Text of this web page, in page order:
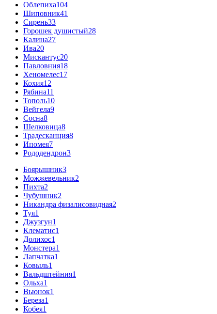
Облепиха104
Шиповник41
Сирень33
Горошек душистый28
Калина27
Ива20
Мискантус20
Павловния18
Хеномелес17
Кохия12
Рябина11
Тополь10
Вейгела9
Сосна8
Шелковица8
Традесканция8
Ипомея7
Рододендрон3
Боярышник3
Можжевельник2
Пихта2
Чубушник2
Никандра физалисовидная2
Туя1
Джузгун1
Клематис1
Долихос1
Монстера1
Лапчатка1
Ковыль1
Вальдштейния1
Ольха1
Вьюнок1
Береза1
Кобея1